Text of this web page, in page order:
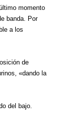
momento
banda. Por
a los
de
«dando la
del bajo.